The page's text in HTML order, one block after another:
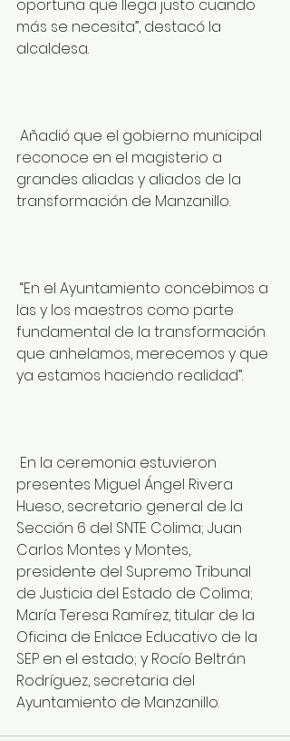
oportuna que llega justo cuando
más se necesita”, destacó la
alcaldesa.​
reconoce en el magisterio a
grandes aliadas y aliados de la
transformación de Manzanillo.
las y los maestros como parte
fundamental de la transformación
que anhelamos, merecemos y que
ya estamos haciendo realidad”.
presentes Miguel Ángel Rivera
Hueso, secretario general de la
Sección 6 del SNTE Colima; Juan
Carlos Montes y Montes,
presidente del Supremo Tribunal
de Justicia del Estado de Colima;
María Teresa Ramírez, titular de la
Oficina de Enlace Educativo de la
SEP en el estado; y Rocío Beltrán
Rodríguez, secretaria del
Ayuntamiento de Manzanillo.